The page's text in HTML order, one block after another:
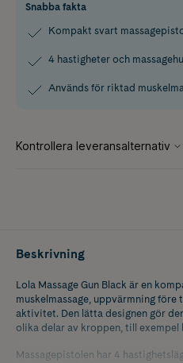
Snabba fakta
Kompakt svart
4 hastigheter och
Används för riktad
Beskrivning
Lola Massage Gun Black är en
muskelmassage, uppvärmning
aktivitet. Den lätta designen gör
olika delar av kroppen, till exempel
Massagepistolen har 4